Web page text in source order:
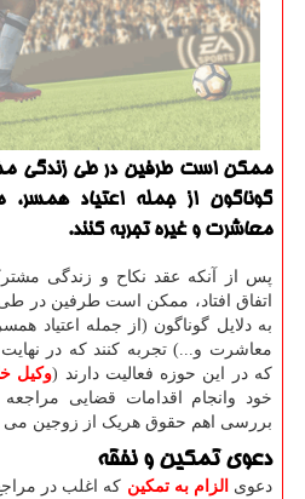
ممكن است طرفین در طی زندگی
گوناگون از جمله اعتیاد همسر،
معاشرت و غیره تجربه كنند.
پس از آنکه عقد نکاح و زندگی
اتفاق افتاد، ممکن است طرفین در
به دلایل گوناگون (از جمله اعتیاد
معاشرت و...) تجربه کنند که در نهایت
که در این حوزه فعالیت دارند (وکیل
خود وانجام اقدامات قضایی مراجعه
بررسی اهم حقوق هریک از زوجین می
دعوی تمکین و نفقه
دعوی الزام به تمکین که اغلب در